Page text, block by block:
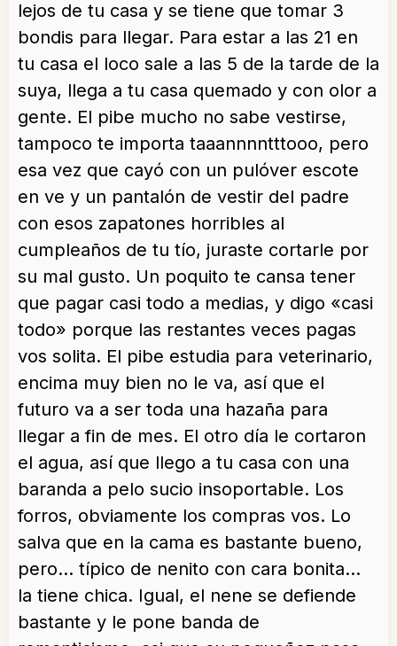
lejos de tu casa y se tiene que tomar 3
bondis para llegar. Para estar a las 21 en
tu casa el loco sale a las 5 de la tarde de la
suya, llega a tu casa quemado y con olor a
gente. El pibe mucho no sabe vestirse,
tampoco te importa taaannnntttooo, pero
esa vez que cayó con un pulóver escote
en ve y un pantalón de vestir del padre
con esos zapatones horribles al
cumpleaños de tu tío, juraste cortarle por
su mal gusto. Un poquito te cansa tener
que pagar casi todo a medias, y digo «casi
todo» porque las restantes veces pagas
vos solita. El pibe estudia para veterinario,
encima muy bien no le va, así que el
futuro va a ser toda una hazaña para
llegar a fin de mes. El otro día le cortaron
el agua, así que llego a tu casa con una
baranda a pelo sucio insoportable. Los
forros, obviamente los compras vos. Lo
salva que en la cama es bastante bueno,
pero… típico de nenito con cara bonita…
la tiene chica. Igual, el nene se defiende
bastante y le pone banda de